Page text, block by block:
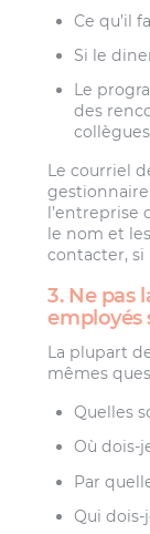
Ce qu’il
Si le
Le
des
Le courriel
l’entreprise
le nom et
contacter, si
3. Ne pas
employés
La plupart
mêmes
Quelles
Où dois-
Par
Qui